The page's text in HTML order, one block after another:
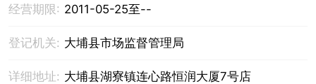
经营期限: 2011-05-25至--
登记机关: 大埔县市场监督管理局
详细地址: 大埔县湖寮镇连心路恒润大厦7号店